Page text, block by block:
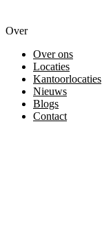
Over
Over ons
Locaties
Kantoorlocaties
Nieuws
Blogs
Contact